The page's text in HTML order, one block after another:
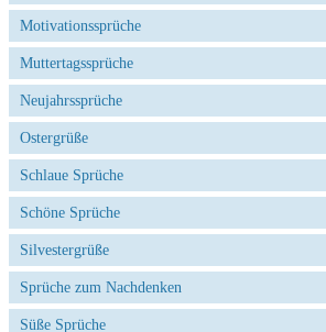
Motivationssprüche
Muttertagssprüche
Neujahrssprüche
Ostergrüße
Schlaue Sprüche
Schöne Sprüche
Silvestergrüße
Sprüche zum Nachdenken
Süße Sprüche